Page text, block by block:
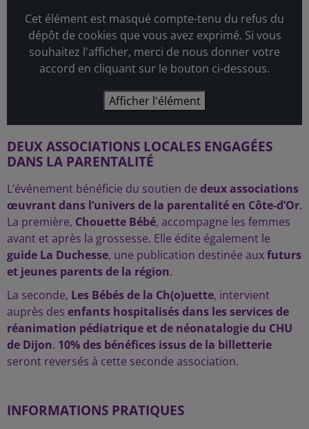
Cet élément est masqué compte-tenu du refus du
dépôt de cookies que vous avez exprimé. Si vous
souhaitez l'afficher, merci de nous donner votre
accord en cliquant sur le bouton ci-dessous.
Afficher l'élément
DEUX ASSOCIATIONS LOCALES ENGAGÉES
DANS LA PARENTALITÉ
L’événement bénéficie du soutien de deux associations
œuvrant dans l’univers de la parentalité en Côte-d’Or.
La première, Chouette Bébé, accompagne les femmes
avant et après la grossesse. Elle édite également le
guide La Duchesse, une publication destinée auxfuturs
et jeunes parents de la région.
La seconde, Les Bébés de la Ch(o)uette, intervient
auprès des enfants hospitalisés dans les services de
réanimation pédiatrique et de néonatalogie du CHU
de Dijon. 10% des bénéfices issus de la billetterie
seront reversés à cette seconde association.
INFORMATIONS PRATIQUES